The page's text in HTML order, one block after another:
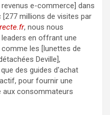
e-commerce] dans
millions de visites par
, nous nous
en offrant une
les [lunettes de
Deville],
des guides d'achat
pour fournir une
aux consommateurs